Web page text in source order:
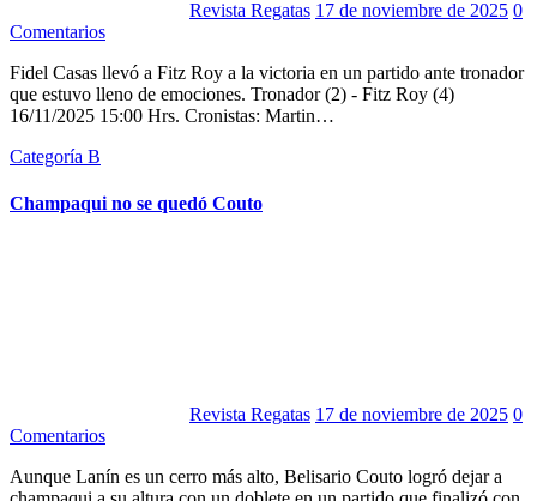
Revista Regatas 17 de noviembre de 2025 0
Comentarios
Fidel Casas llevó a Fitz Roy a la victoria en un partido ante tronador
que estuvo lleno de emociones. Tronador (2) - Fitz Roy (4)
16/11/2025 15:00 Hrs. Cronistas: Martin…
Categoría B
Champaqui no se quedó Couto
Revista Regatas 17 de noviembre de 2025 0
Comentarios
Aunque Lanín es un cerro más alto, Belisario Couto logró dejar a